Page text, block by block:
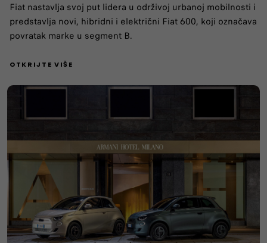
Fiat nastavlja svoj put lidera u održivoj urbanoj mobilnosti i
predstavlja novi, hibridni i električni Fiat 600, koji označava
povratak marke u segment B.
OTKRIJTE VIŠE